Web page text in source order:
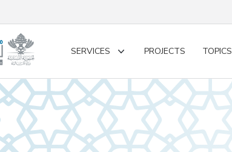
SERVICES
Toggle
PROJECTS TOPICS